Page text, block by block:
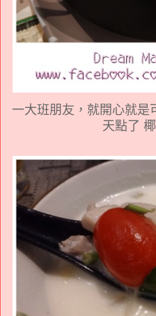
一大班朋友，就開心就是
天點了